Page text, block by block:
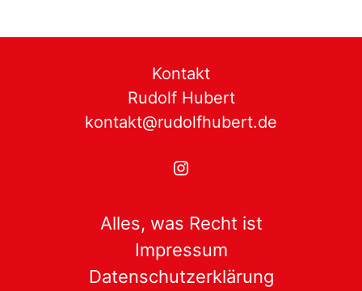
Kontakt
Rudolf Hubert
kontakt@rudolfhubert.de
Instagram
Alles, was Recht ist
Impressum
Datenschutzerklärung